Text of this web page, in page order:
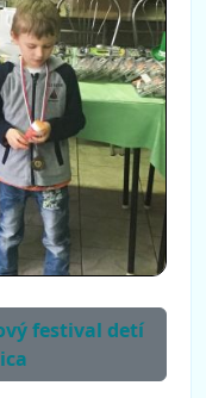
festival detí